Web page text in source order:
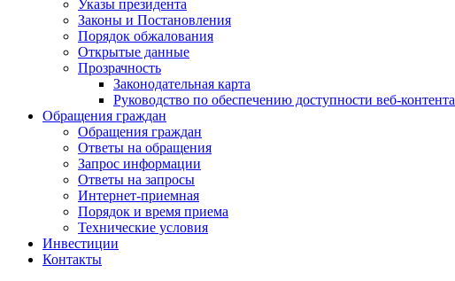
Указы президента
Законы и Постановления
Порядок обжалования
Открытые данные
Прозрачность
Законодательная карта
Руководство по обеспечению доступности веб-контента
Обращения граждан
Обращения граждан
Ответы на обращения
Запрос информации
Ответы на запросы
Интернет-приемная
Порядок и время приема
Технические условия
Инвестиции
Контакты